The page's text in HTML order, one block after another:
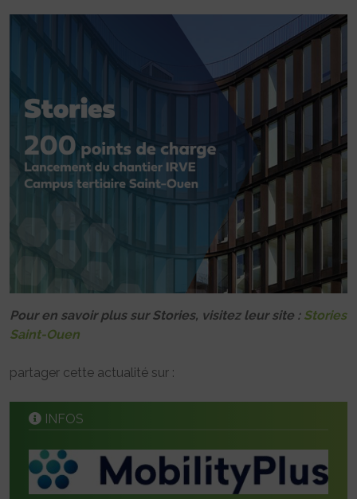
Pour en savoir plus sur Stories, visitez leur site : Stories
Saint-Ouen
partager cette actualité sur :
INFOS